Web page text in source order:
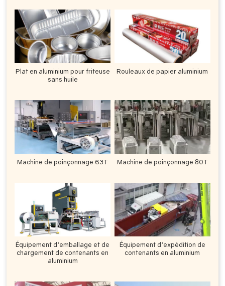
Plat en aluminium pour friteuse
sans huile
Rouleaux de papier aluminium
Machine de poinçonnage 63T Machine de poinçonnage 80T
Équipement d'emballage et de
chargement de contenants en
aluminium
Équipement d'expédition de
contenants en aluminium